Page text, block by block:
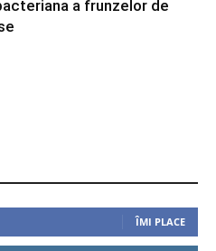
a frunzelor de
ÎMI PLACE